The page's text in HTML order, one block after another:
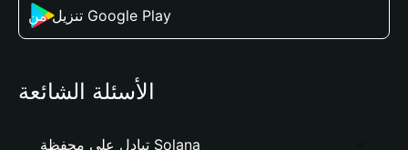
تنزيل من Google Play
الأسئلة الشائعة
تبادل على محفظة Solana